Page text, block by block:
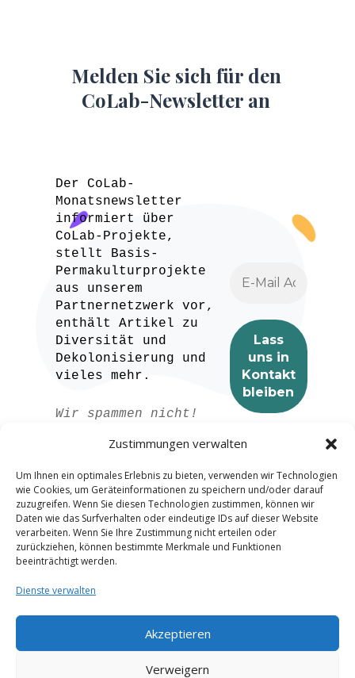
Zustimmungen verwalten
Um Ihnen ein optimales Erlebnis zu bieten, verwenden wir Technologien
wie Cookies, um Geräteinformationen zu speichern und/oder darauf
zuzugreifen. Wenn Sie diesen Technologien zustimmen, können wir
Daten wie das Surfverhalten oder eindeutige IDs auf dieser Website
verarbeiten. Wenn Sie Ihre Zustimmung nicht erteilen oder
zurückziehen, können bestimmte Merkmale und Funktionen
beeinträchtigt werden.
Dienste verwalten
Akzeptieren
Verweigern
Melden Sie sich für den
CoLab-Newsletter an
Der CoLab-
Monatsnewsletter
informiert über
CoLab-Projekte,
stellt Basis-
Permakulturprojekte
aus unserem
Partnernetzwerk vor,
enthält Artikel zu
Diversität und
Dekolonisierung und
vieles mehr.
Wir spammen nicht!
Datenschutzerklärung
Informationen.